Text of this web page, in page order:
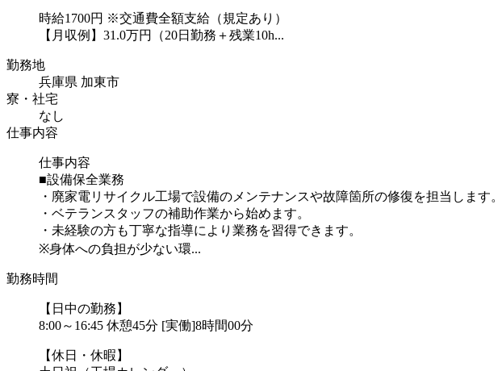
時給1700円 ※交通費全額支給（規定あり）
【月収例】31.0万円（20日勤務＋残業10h...
勤務地
兵庫県 加東市
寮・社宅
なし
仕事内容
仕事内容
■設備保全業務
・廃家電リサイクル工場で設備のメンテナンスや故障箇所の修復を担当します。
・ベテランスタッフの補助作業から始めます。
・未経験の方も丁寧な指導により業務を習得できます。
※身体への負担が少ない環...
勤務時間
【日中の勤務】
8:00～16:45 休憩45分 [実働]8時間00分
【休日・休暇】